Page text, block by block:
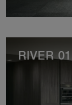
RIVER 01